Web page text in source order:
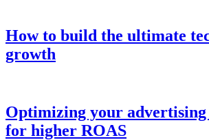
How to build the ultimate
growth
Optimizing your advertising
for higher ROAS